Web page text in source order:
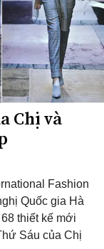
Chị và
Fashion
Quốc gia Hà
thiết kế mới
Sáu của Chị